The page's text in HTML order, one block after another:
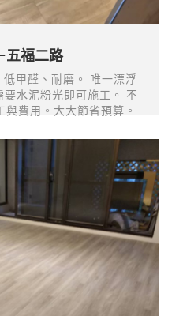
五福二路
甲醛、耐磨。 唯一漂浮
水泥粉光即可施工。 不
費用。大大節省預算。